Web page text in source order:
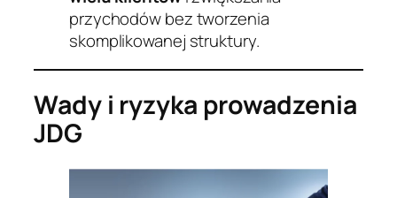
przychodów bez tworzenia
skomplikowanej struktury.
Wady i ryzyka prowadzenia
JDG